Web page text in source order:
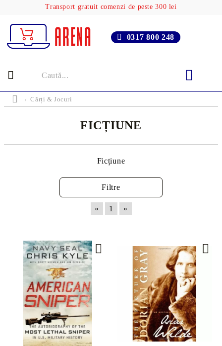
Transport gratuit comenzi de peste 300 lei
0317 800 248
Cărți & Jocuri
FICȚIUNE
Ficțiune
Filtre
« 1 »